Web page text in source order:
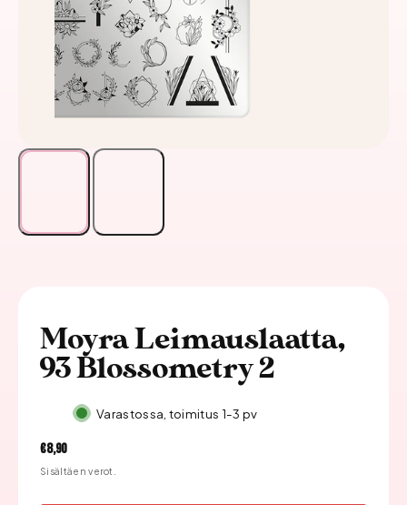
Moyra Leimauslaatta,
93 Blossometry 2
Varastossa, toimitus 1-3 pv
Hinta
€8,90
Sisältäen verot.